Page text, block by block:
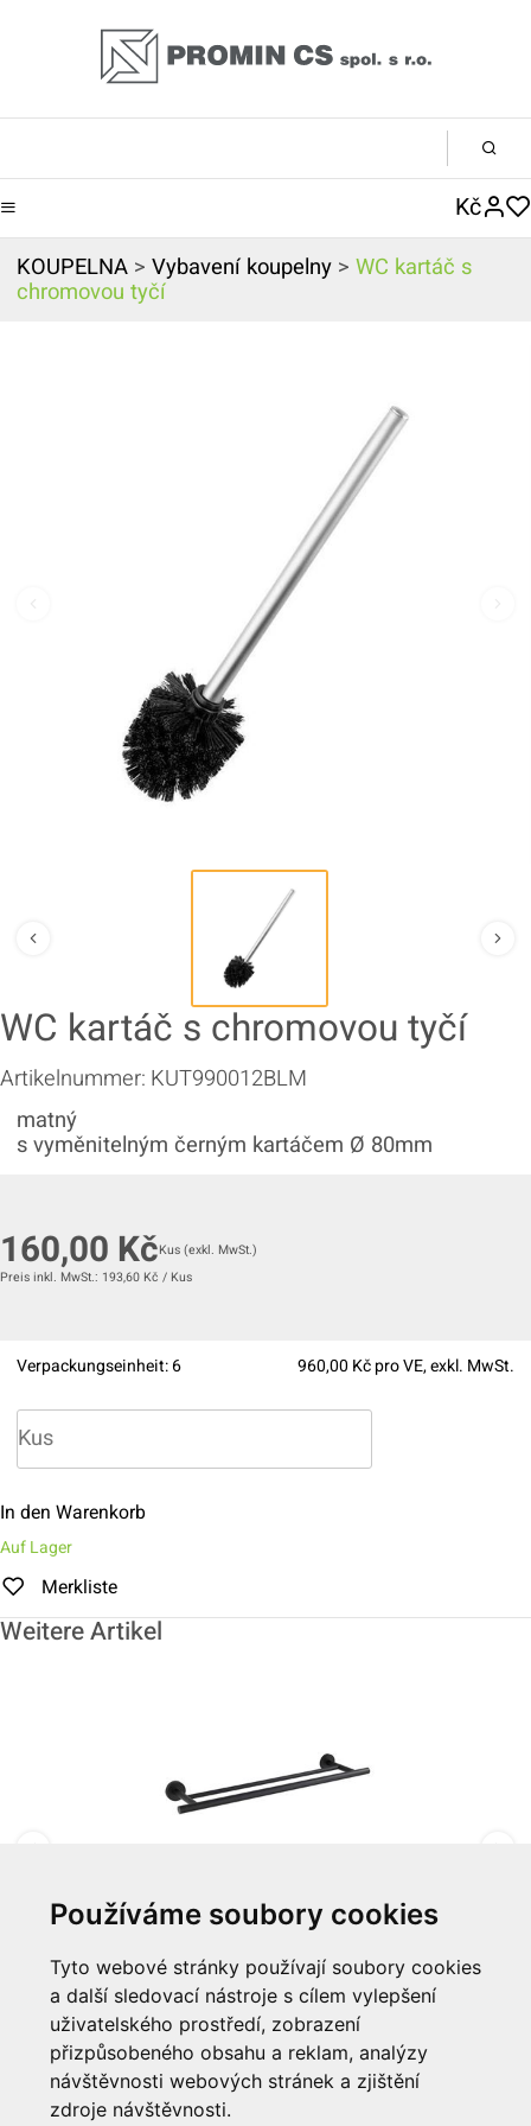
Používáme soubory cookies
Tyto webové stránky používají soubory cookies
a další sledovací nástroje s cílem vylepšení
uživatelského prostředí, zobrazení
přizpůsobeného obsahu a reklam, analýzy
návštěvnosti webových stránek a zjištění
zdroje návštěvnosti.
Kč
KOUPELNA > Vybavení koupelny > WC kartáč s
chromovou tyčí
WC kartáč s chromovou tyčí
Artikelnummer: KUT990012BLM
matný
s vyměnitelným černým kartáčem Ø 80mm
160,00 KčKus (exkl. MwSt.)
Preis inkl. MwSt.: 193,60 Kč / Kus
Verpackungseinheit:6 960,00 Kč pro VE, exkl. MwSt.
In den Warenkorb
Auf Lager
Merkliste
Weitere Artikel
Držák na ručníky "DUO", s 2 příčkami
Zum Artikel
Informationen